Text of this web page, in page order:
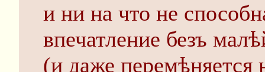
и ни на что не
впечатление безъ
(и даже перемѣняется